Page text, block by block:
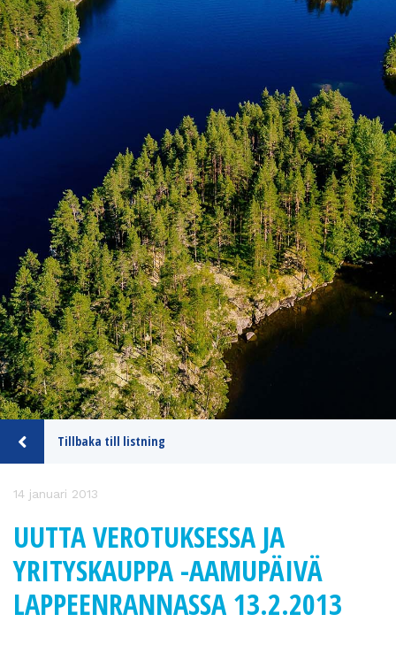
Tillbaka till listning
14 januari 2013
UUTTA VEROTUKSESSA JA
YRITYSKAUPPA -AAMUPÄIVÄ
LAPPEENRANNASSA 13.2.2013